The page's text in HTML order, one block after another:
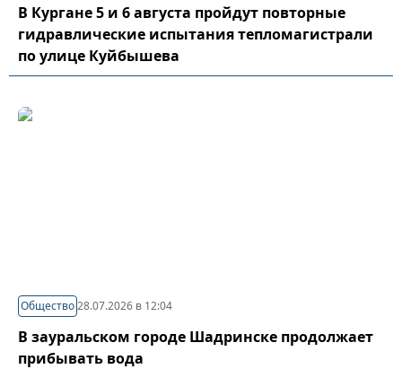
В Кургане 5 и 6 августа пройдут повторные
гидравлические испытания тепломагистрали
по улице Куйбышева
Общество28.07.2026 в 12:04
В зауральском городе Шадринске продолжает
прибывать вода